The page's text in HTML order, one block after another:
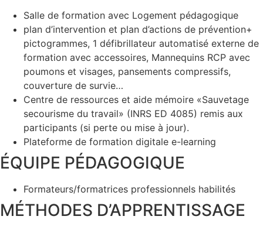
Salle de formation avec Logement pédagogique
plan d’intervention et plan d’actions de prévention+
pictogrammes, 1 défibrillateur automatisé externe de
formation avec accessoires, Mannequins RCP avec
poumons et visages, pansements compressifs,
couverture de survie…
Centre de ressources et aide mémoire «Sauvetage
secourisme du travail» (INRS ED 4085) remis aux
participants (si perte ou mise à jour).
Plateforme de formation digitale e-learning
ÉQUIPE PÉDAGOGIQUE
Formateurs/formatrices professionnels habilités
MÉTHODES D’APPRENTISSAGE